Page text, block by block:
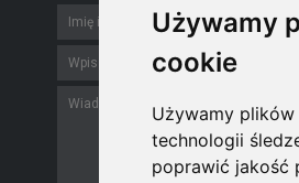
Używamy
cookie
Używamy
technologii
poprawić jakość
Używamy
cookie
Używamy
technologii
poprawić jakość